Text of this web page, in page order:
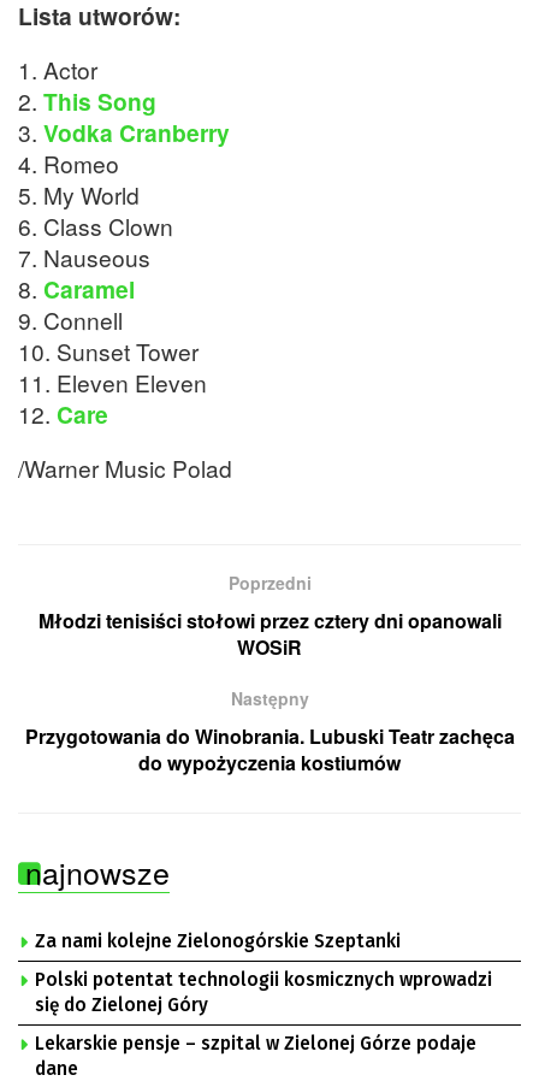
Lista utworów:
1. Actor
2. This Song
3. Vodka Cranberry
4. Romeo
5. My World
6. Class Clown
7. Nauseous
8. Caramel
9. Connell
10. Sunset Tower
11. Eleven Eleven
12. Care
/Warner Music Polad
Poprzedni
Młodzi tenisiści stołowi przez cztery dni opanowali
WOSiR
Następny
Przygotowania do Winobrania. Lubuski Teatr zachęca
do wypożyczenia kostiumów
najnowsze
Za nami kolejne Zielonogórskie Szeptanki
Polski potentat technologii kosmicznych wprowadzi
się do Zielonej Góry
Lekarskie pensje – szpital w Zielonej Górze podaje
dane